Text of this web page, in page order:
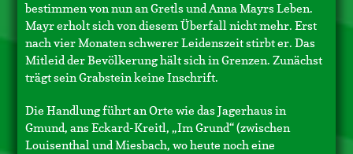
bestimmen von nun an Gretls und Anna Mayrs Leben.
Mayr erholt sich von diesem Überfall nicht mehr. Erst
nach vier Monaten schwerer Leidenszeit stirbt er. Das
Mitleid der Bevölkerung hält sich in Grenzen. Zunächst
trägt sein Grabstein keine Inschrift.
Die Handlung führt an Orte wie das Jagerhaus in
Gmund, ans Eckard-Kreitl, „Im Grund“ (zwischen
Louisenthal und Miesbach, wo heute noch eine